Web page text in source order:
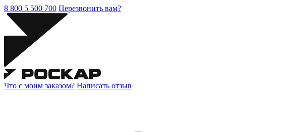
8 800 5 500 700 Перезвонить вам?
Что с моим заказом? Написать отзыв